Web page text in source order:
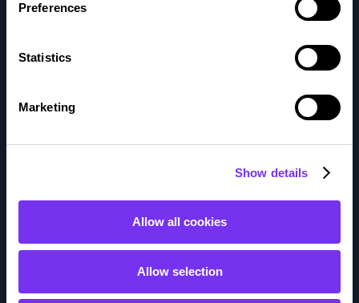
Preferences
Statistics
Marketing
Show details
Allow all cookies
Allow selection
Kumppanit
Ratkaisut